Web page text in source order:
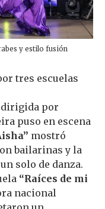
y estilo fusión
tres escuelas
dirigida por
puso en escena
mostró
bailarinas y la
solo de danza.
“Raíces de mi
nacional